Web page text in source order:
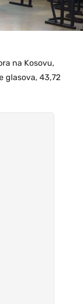
na Kosovu,
glasova, 43,72